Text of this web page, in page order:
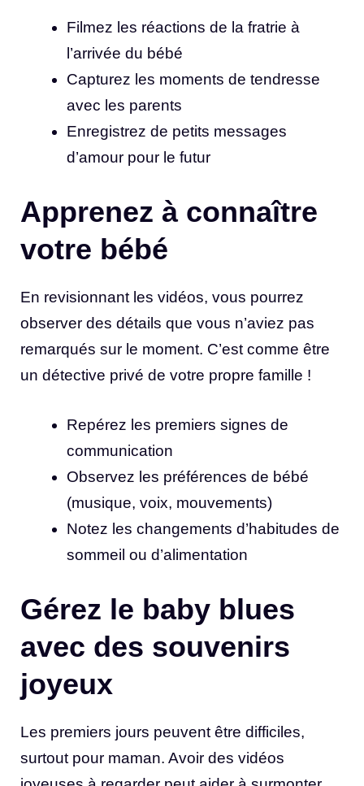
Filmez les réactions de la fratrie à
l’arrivée du bébé
Capturez les moments de tendresse
avec les parents
Enregistrez de petits messages
d’amour pour le futur
Apprenez à connaître
votre bébé
En revisionnant les vidéos, vous pourrez
observer des détails que vous n’aviez pas
remarqués sur le moment. C’est comme être
un détective privé de votre propre famille !
Repérez les premiers signes de
communication
Observez les préférences de bébé
(musique, voix, mouvements)
Notez les changements d’habitudes de
sommeil ou d’alimentation
Gérez le baby blues
avec des souvenirs
joyeux
Les premiers jours peuvent être difficiles,
surtout pour maman. Avoir des vidéos